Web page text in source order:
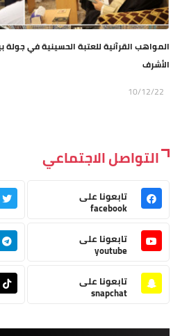
المواهب القرآنية للعتبة الحسينية في جولة
الأشرف
10/12/22
التواصل الاجتماعي
تابعونا على
facebook
تابعونا على
youtube
تابعونا على
snapchat